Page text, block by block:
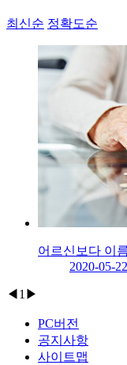
최신순 정확도순
어르신보다 이
2020-05-
◀ 1 ▶
PC버전
공지사항
사이트맵